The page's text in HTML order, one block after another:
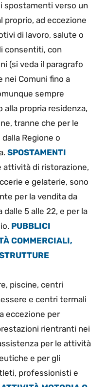
verso un
proprio, ad eccezione
di lavoro, salute o
consentiti, con
(si veda il paragrafo
nei Comuni fino a
sempre
propria residenza,
tranne che per le
Regione o
SPOSTAMENTI
attività di ristorazione,
e gelaterie, sono
per la vendita da
5 alle 22, e per la
PUBBLICI
COMMERCIALI,
piscine, centri
e centri termali
eccezione per
rientranti nei
per le attività
e per gli
professionisti e